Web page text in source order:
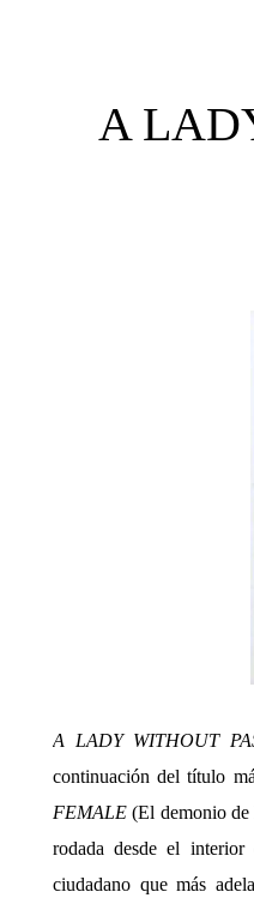
A
A LADY WITHOUT
continuación del título
FEMALE (El demonio de
rodada desde el
ciudadano que más